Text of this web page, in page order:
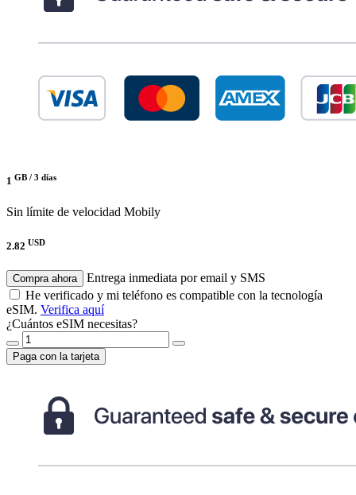
1 GB / 3 días
Sin límite de velocidad Mobily
2.82 USD
Compra ahora
Entrega inmediata por email y SMS
He verificado y mi teléfono es compatible con la tecnología
eSIM. Verifica aquí
¿Cuántos eSIM necesitas?
Paga con la tarjeta